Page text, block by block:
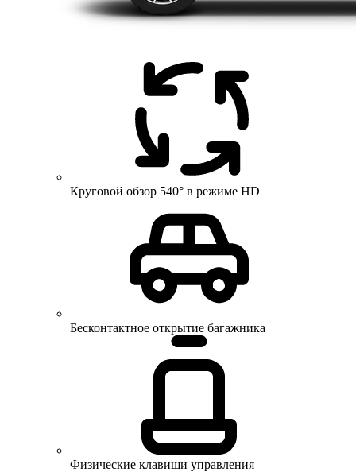
Круговой обзор 540° в режиме HD
Бесконтактное открытие багажника
Физические клавиши управления